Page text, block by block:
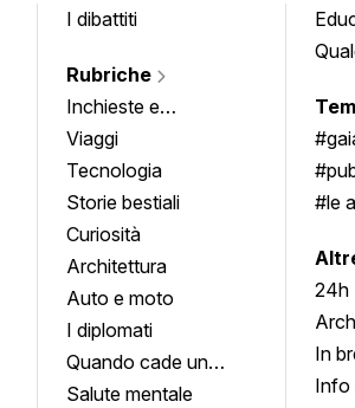
I dibattiti
Rubriche
Inchieste e
approfondimenti
Viaggi
Tecnologia
Storie bestiali
Curiosità
Architettura
Auto e moto
I diplomati
Quando cade un
quadro
Salute mentale
#le
24h
In
Info